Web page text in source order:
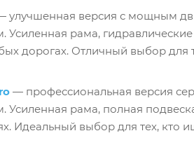
улучшенная версия с мощным
Усиленная рама,
дорогах. Отличный выбор для
— профессиональная версия
Усиленная рама, полная
Идеальный выбор для тех,